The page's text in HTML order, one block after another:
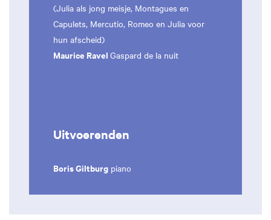
(Julia als jong meisje, Montagues en
Capulets, Mercutio, Romeo en Julia voor
hun afscheid)
Maurice Ravel Gaspard de la nuit
Uitvoerenden
Boris Giltburg piano